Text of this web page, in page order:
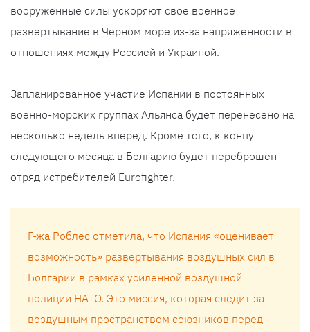
вооруженные силы ускоряют свое военное
развертывание в Черном море из-за напряженности в
отношениях между Россией и Украиной.
Запланированное участие Испании в постоянных
военно-морских группах Альянса будет перенесено на
несколько недель вперед. Кроме того, к концу
следующего месяца в Болгарию будет переброшен
отряд истребителей Eurofighter.
Г-жа Роблес отметила, что Испания «оценивает
возможность» развертывания воздушных сил в
Болгарии в рамках усиленной воздушной
полиции НАТО. Это миссия, которая следит за
воздушным пространством союзников перед